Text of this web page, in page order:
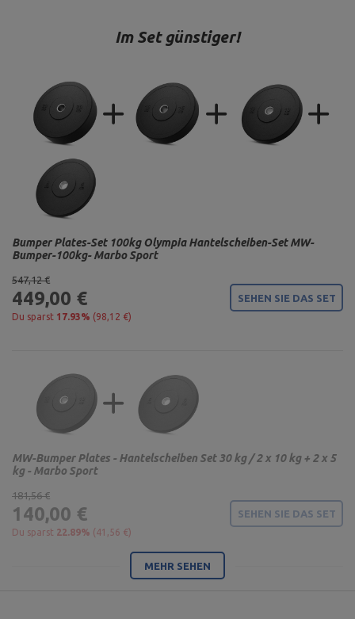
Im Set günstiger!
547,12 €
449,00 €
Du sparst 17.93% (98,12 €)
SEHEN SIE DAS SET
Bumper Plates-Set 100kg Olympia Hantelscheiben-Set MW-
Bumper-100kg- Marbo Sport
181,56 €
140,00 €
Du sparst 22.89% (41,56 €)
SEHEN SIE DAS SET
MW-Bumper Plates - Hantelscheiben Set 30 kg / 2 x 10 kg + 2 x 5
kg - Marbo Sport
MEHR SEHEN